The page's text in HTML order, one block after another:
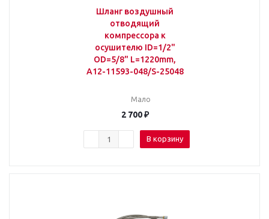
Шланг воздушный
отводящий
компрессора к
осушителю ID=1/2"
OD=5/8" L=1220mm,
A12-11593-048/S-25048
Мало
2 700₽
В корзину